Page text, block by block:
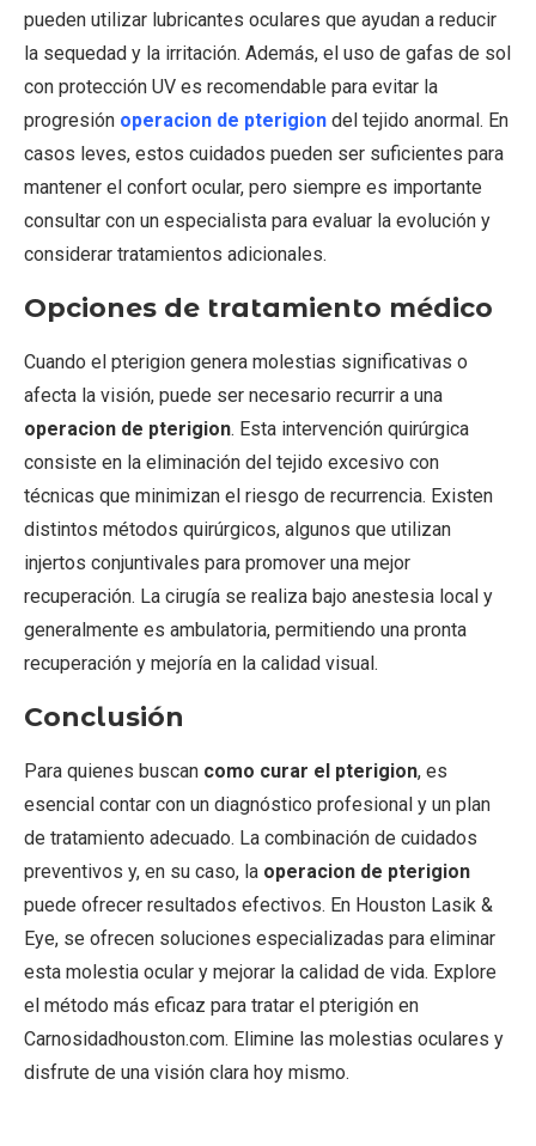
pueden utilizar lubricantes oculares que ayudan a reducir
la sequedad y la irritación. Además, el uso de gafas de sol
con protección UV es recomendable para evitar la
progresión operacion de pterigion del tejido anormal. En
casos leves, estos cuidados pueden ser suficientes para
mantener el confort ocular, pero siempre es importante
consultar con un especialista para evaluar la evolución y
considerar tratamientos adicionales.
Opciones de tratamiento médico
Cuando el pterigion genera molestias significativas o
afecta la visión, puede ser necesario recurrir a una
operacion de pterigion. Esta intervención quirúrgica
consiste en la eliminación del tejido excesivo con
técnicas que minimizan el riesgo de recurrencia. Existen
distintos métodos quirúrgicos, algunos que utilizan
injertos conjuntivales para promover una mejor
recuperación. La cirugía se realiza bajo anestesia local y
generalmente es ambulatoria, permitiendo una pronta
recuperación y mejoría en la calidad visual.
Conclusión
Para quienes buscan como curar el pterigion, es
esencial contar con un diagnóstico profesional y un plan
de tratamiento adecuado. La combinación de cuidados
preventivos y, en su caso, la operacion de pterigion
puede ofrecer resultados efectivos. En Houston Lasik &
Eye, se ofrecen soluciones especializadas para eliminar
esta molestia ocular y mejorar la calidad de vida. Explore
el método más eficaz para tratar el pterigión en
Carnosidadhouston.com. Elimine las molestias oculares y
disfrute de una visión clara hoy mismo.